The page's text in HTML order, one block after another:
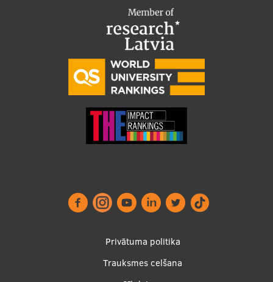
Privātuma politika
Trauksmes celšana